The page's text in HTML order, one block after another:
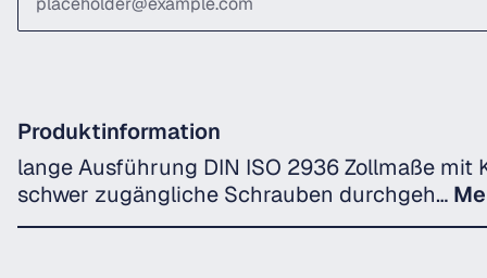
Produktinformation
lange Ausführung DIN ISO 2936 Zollmaße
schwer zugängliche Schrauben durchgeh…